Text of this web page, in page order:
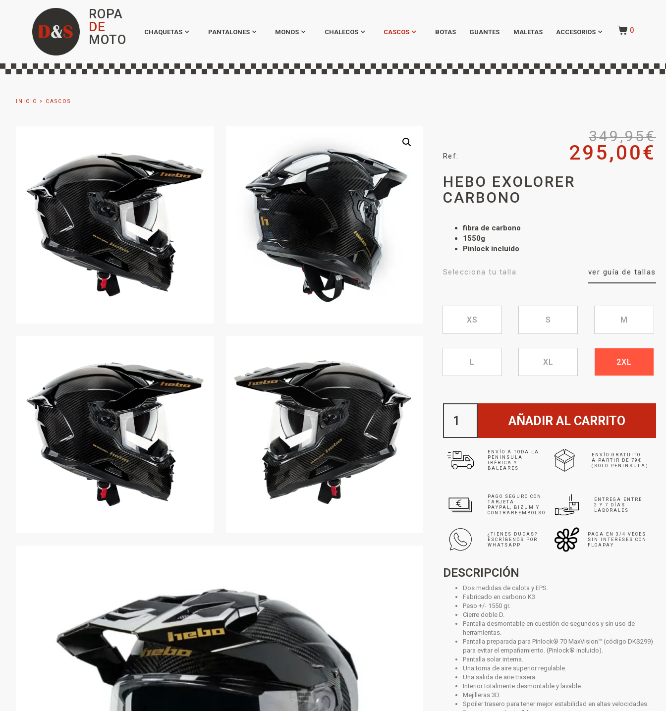
ROPA
DE
MOTO
CHAQUETAS PANTALONES MONOS CHALECOS CASCOS BOTAS GUANTES MALETAS ACCESORIOS 0
INICIO > CASCOS
Ref:
349,95€
295,00€
HEBO EXOLORER
CARBONO
fibra de carbono
1550g
Pinlock incluido
Selecciona tu talla: ver guía de tallas
XS S M
L XL 2XL
AÑADIR AL CARRITO
ENVÍO A TODA LA
PENINSULA
IBÉRICA Y
BALEARES
ENVÍO GRATUITO
A PARTIR DE 79€
(SOLO PENINSULA)
PAGO SEGURO CON
TARJETA
PAYPAL, BIZUM Y
CONTRAREEMBOLSO
ENTREGA ENTRE
2 Y 7 DÍAS
LABORALES
¿TIENES DUDAS?
ESCRÍBENOS POR
WHATSAPP
PAGA EN 3/4 VECES
SIN INTERESES CON
FLOAPAY
DESCRIPCIÓN
Dos medidas de calota y EPS.
Fabricado en carbono K3.
Peso +/- 1550 gr.
Cierre doble D.
Pantalla desmontable en cuestión de segundos y sin uso de
herramientas.
Pantalla preparada para Pinlock® 70 MaxVision™ (código DKS299)
para evitar el empañamiento. (Pinlock® incluido).
Pantalla solar interna.
Una toma de aire superior regulable.
Una salida de aire trasera.
Interior totalmente desmontable y lavable.
Mejilleras 3D.
Spoiler trasero para tener mejor estabilidad en altas velocidades.